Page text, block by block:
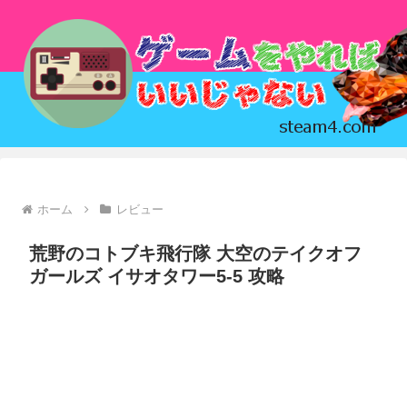
ホーム レビュー
荒野のコトブキ飛行隊 大空のテイクオフ
ガールズ イサオタワー5-5 攻略